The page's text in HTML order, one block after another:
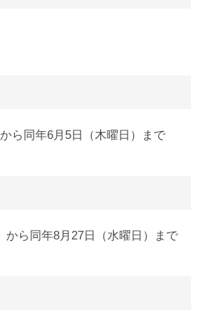
ら同年6月5日（木曜日）まで
から同年8月27日（水曜日）まで